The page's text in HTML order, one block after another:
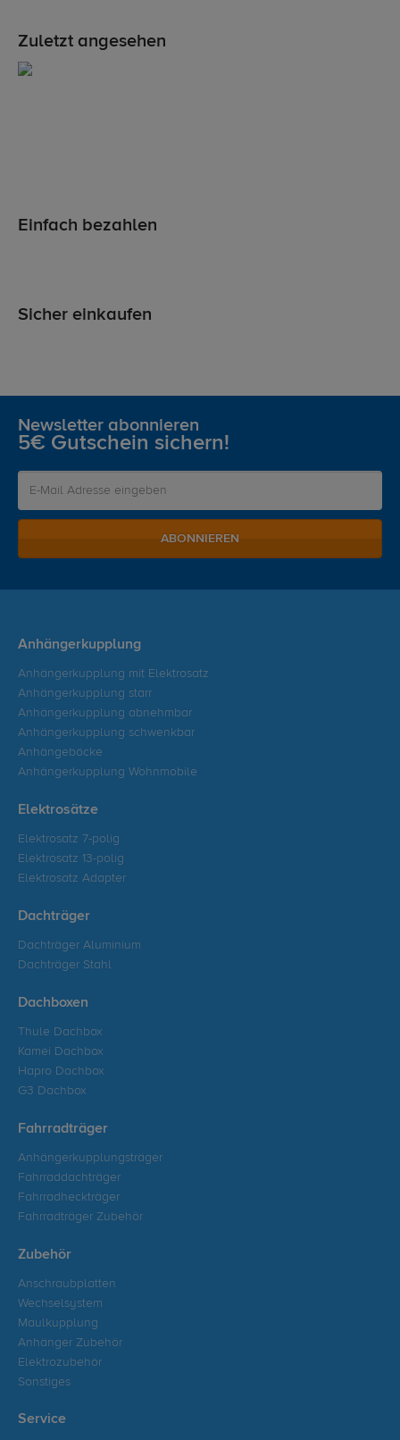
Zuletzt angesehen
Einfach bezahlen
Sicher einkaufen
Newsletter abonnieren
5€ Gutschein sichern!
ABONNIEREN
Anhängerkupplung
Anhängerkupplung mit Elektrosatz
Anhängerkupplung starr
Anhängerkupplung abnehmbar
Anhängerkupplung schwenkbar
Anhängeböcke
Anhängerkupplung Wohnmobile
Elektrosätze
Elektrosatz 7-polig
Elektrosatz 13-polig
Elektrosatz Adapter
Dachträger
Dachträger Aluminium
Dachträger Stahl
Dachboxen
Thule Dachbox
Kamei Dachbox
Hapro Dachbox
G3 Dachbox
Fahrradträger
Anhängerkupplungsträger
Fahrraddachträger
Fahrradheckträger
Fahrradträger Zubehör
Zubehör
Anschraubplatten
Wechselsystem
Maulkupplung
Anhänger Zubehör
Elektrozubehör
Sonstiges
Service